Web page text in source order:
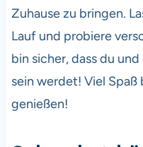
Zuhause zu bringen.
Lauf und probiere
bin sicher, dass du
sein werdet! Viel
genießen!